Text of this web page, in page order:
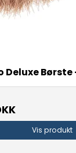
Deluxe
Vis produkt